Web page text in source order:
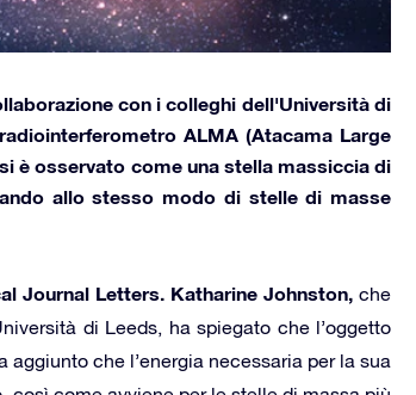
con i colleghi dell'Università di
ALMA (Atacama Large
è osservato come una stella massiccia di
allo stesso modo di stelle di masse
Journal Letters. Katharine Johnston, che
di Leeds, ha spiegato che l’oggetto
che l’energia necessaria per la sua